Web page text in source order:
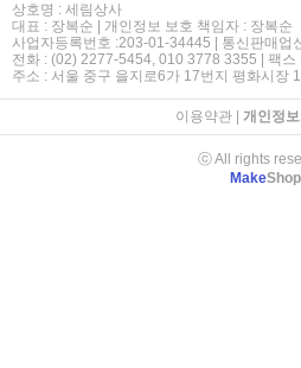
상호명 : 세림상사
대표 : 장복순 | 개인정보 보호 책임자 : 장복순
사업자등록번호 :203-01-34445 | 통신판매업
전화 : (02) 2277-5454, 010 3778 3355 | 팩스
주소 : 서울 중구 을지로6가 17번지 평화시장
이용약관| 개인정
ⓒ All rights
MakeShop